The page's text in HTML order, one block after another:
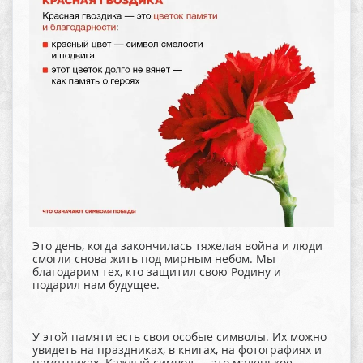
Это день, когда закончилась тяжелая война и люди
смогли снова жить под мирным небом. Мы
благодарим тех, кто защитил свою Родину и
подарил нам будущее.
У этой памяти есть свои особые символы. Их можно
увидеть на праздниках, в книгах, на фотографиях и